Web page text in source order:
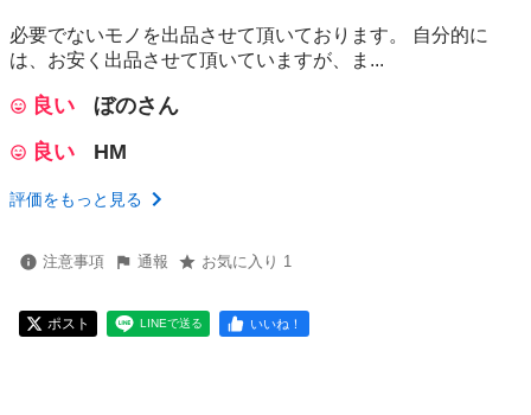
必要でないモノを出品させて頂いております。 自分的に
は、お安く出品させて頂いていますが、ま...
良い
ぼのさん
良い
HM
評価をもっと見る
注意事項 通報 お気に入り 1
ポスト LINEで送る いいね！